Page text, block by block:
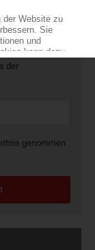
der
genommen